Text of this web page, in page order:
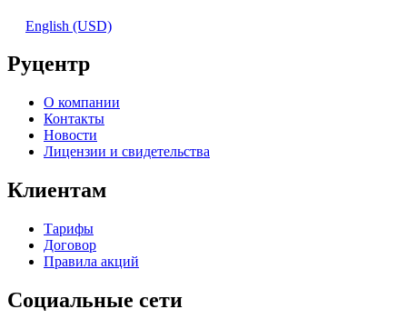
English (USD)
Руцентр
О компании
Контакты
Новости
Лицензии и свидетельства
Клиентам
Тарифы
Договор
Правила акций
Социальные сети